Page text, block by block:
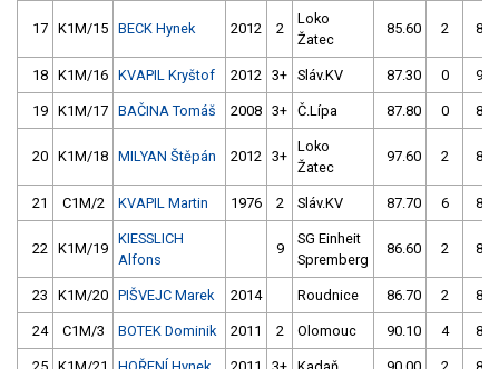
17 K1M/15 BECK Hynek 2012 2
Loko
Žatec
85.60 2
18 K1M/16 KVAPIL Kryštof 2012 3+ Sláv.KV 87.30 0
19 K1M/17 BAČINA Tomáš 2008 3+ Č.Lípa 87.80 0
20 K1M/18 MILYAN Štěpán 2012 3+
Loko
Žatec
97.60 2
21 C1M/2 KVAPIL Martin 1976 2 Sláv.KV 87.70 6
22 K1M/19
KIESSLICH
Alfons
9
SG Einheit
Spremberg
86.60 2
23 K1M/20 PIŠVEJC Marek 2014 Roudnice 86.70 2
24 C1M/3 BOTEK Dominik 2011 2 Olomouc 90.10 4